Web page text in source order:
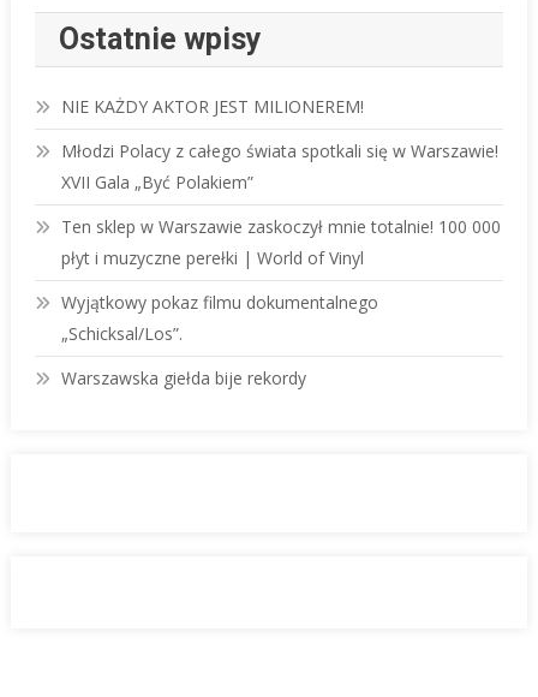
Ostatnie wpisy
NIE KAŻDY AKTOR JEST MILIONEREM!
Młodzi Polacy z całego świata spotkali się w Warszawie!
XVII Gala „Być Polakiem”
Ten sklep w Warszawie zaskoczył mnie totalnie! 100 000
płyt i muzyczne perełki | World of Vinyl
Wyjątkowy pokaz filmu dokumentalnego
„Schicksal/Los”.
Warszawska giełda bije rekordy